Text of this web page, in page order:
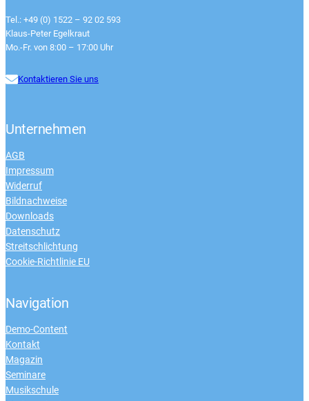
Tel.: +49 (0) 1522 – 92 02 593
Klaus-Peter Egelkraut
Mo.-Fr. von 8:00 – 17:00 Uhr
Kontaktieren Sie uns
Unternehmen
AGB
Impressum
Widerruf
Bildnachweise
Downloads
Datenschutz
Streitschlichtung
Cookie-Richtlinie EU
Navigation
Demo-Content
Kontakt
Magazin
Seminare
Musikschule